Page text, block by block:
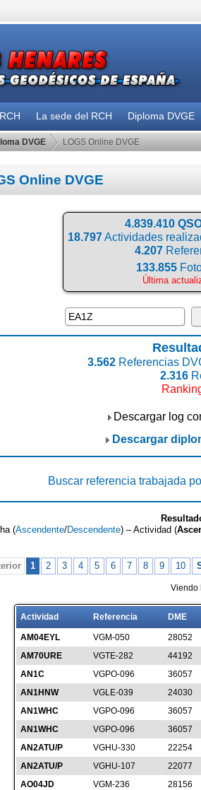
La sede del RCH Diploma DVGE
DVGE LOGS Online DVGE
Online DVGE
4.839.410
18.797Actividades
4.207
133.855
Última
3.562Referencias
2.316
Descargar log
Descargar
Buscar referencia trabajada
(Ascendente/Descendente) – Actividad (
1 2 3 4 5 6 7 8 9 10
Viendo
Actividad Referencia DME
AM04EYL VGM-050 28052
AM70URE
VGTE-282 44192
AN1C
VGPO-096 36057
AN1HNW
VGLE-039 24030
AN1WHC
VGPO-096 36057
AN1WHC
VGPO-096 36057
AN2ATU/P
VGHU-330 22254
AN2ATU/P
VGHU-107 22077
AO04JD
VGM-236 28156